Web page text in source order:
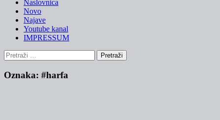
Naslovnica
Novo
Najave
Youtube kanal
IMPRESSUM
Pretraži:
Oznaka: #harfa